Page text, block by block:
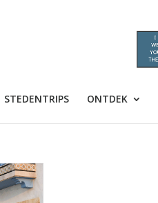
STEDENTRIPS ONTDEK